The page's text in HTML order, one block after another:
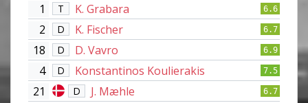
1 T K. Grabara 6.6
2 D K. Fischer 6.7
18 D D. Vavro 6.9
4 D Konstantinos Koulierakis 7.5
21 D J. Mæhle 6.7